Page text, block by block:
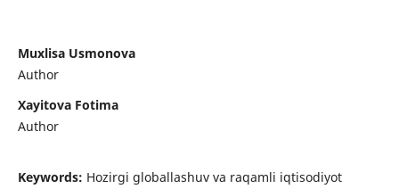
Muxlisa Usmonova
Author
Xayitova Fotima
Author
Keywords: Hozirgi globallashuv va raqamli iqtisodiyot